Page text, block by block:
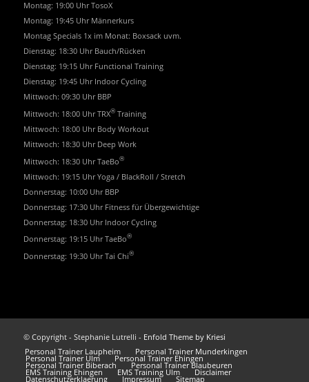
Montag: 19:00 Uhr TosoX
Montag: 19:45 Uhr Männerkurs
Montag Specials 1x im Monat: Boxsack uvm.
Dienstag: 18:30 Uhr Bauch/Rücken
Dienstag: 19:15 Uhr Functional Training
Dienstag: 19:45 Uhr Indoor Cycling
Mittwoch: 09:30 Uhr BBP
Mittwoch: 18:00 Uhr TRX®Training
Mittwoch: 18:00 Uhr Body Workout
Mittwoch: 18:30 Uhr Deep Work
Mittwoch: 18:30 Uhr TaeBo®
Mittwoch: 19:15 Uhr Yoga / BlackRoll / Stretch
Donnerstag: 10:00 Uhr BBP
Donnerstag: 17:30 Uhr Fitness für Übergewichtige
Donnerstag: 18:30 Uhr Indoor Cycling
Donnerstag: 19:15 Uhr TaeBo®
Donnerstag: 19:30 Uhr Tai Chi®
© Copyright - Stephanie Lutrelli - Enfold Theme by Kriesi
Personal Trainer Laupheim
Personal Trainer Munderkingen
Personal Trainer Ulm Personal Trainer Ehingen
Personal Trainer Biberach Personal Trainer Blaubeuren
EMS Training Ehingen EMS Training Ulm Disclaimer
Datenschutzerklaerung Impressum Sitemap